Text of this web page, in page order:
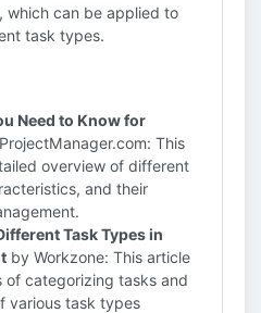
which can be applied to
task types.
Need to Know for
This
overview of different
and their
Task Types in
by Workzone: This article
of categorizing tasks and
various task types